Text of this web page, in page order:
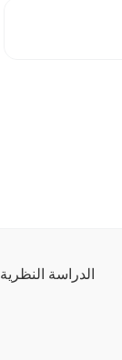
الدراسة النظرية